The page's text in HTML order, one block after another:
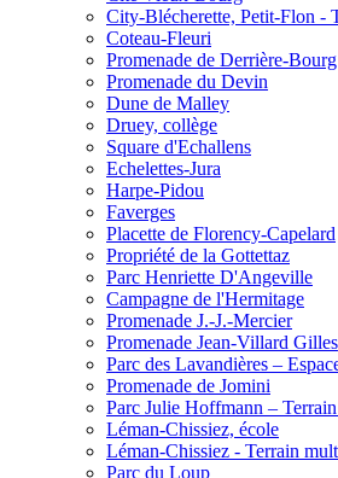
City-Blécherette, Petit-Flon -
Coteau-Fleuri
Promenade de Derrière-Bourg
Promenade du Devin
Dune de Malley
Druey, collège
Square d'Echallens
Echelettes-Jura
Harpe-Pidou
Faverges
Placette de Florency-Capelard
Propriété de la Gottettaz
Parc Henriette D'Angeville
Campagne de l'Hermitage
Promenade J.-J.-Mercier
Promenade Jean-Villard Gilles
Parc des Lavandières –
Promenade de Jomini
Parc Julie Hoffmann –
Léman-Chissiez, école
Léman-Chissiez - Terrain
Parc du Loup